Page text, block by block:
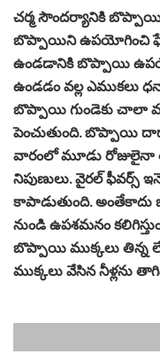
చర్మ సౌందర్యానికి
బొప్పాయిని ఉపయోగించి ఫేస్
ఉండడానికి బొప్పాయి
ఉండడం వల్ల ఎముకలు
బొప్పాయి గుండెకు చాలా
పెంచుతుంది. బొప్పాయి
వారంలో మూడు రోజులైనా
నిపుణులు. వైరల్ ఫీవర్స్
కాపాడుతుంది.
నుండి ఉపశమనం
బొప్పాయి ముక్కలు తిన్న
ముక్కలు వేసిన నీళ్లను